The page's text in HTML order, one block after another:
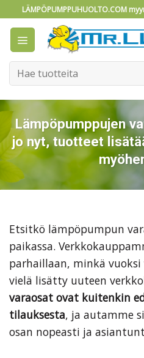
to
content
LÄMPÖPUMPPUHUOLTO.COM
Etsi:
Lämpöpumppujen
jo nyt, tuotteet
Etsitkö lämpöpumpun
paikassa.
parhaillaan, minkä
vielä lisätty uuteen
varaosat ovat kuitenkin
tilauksesta, ja autamme
osan nopeasti ja